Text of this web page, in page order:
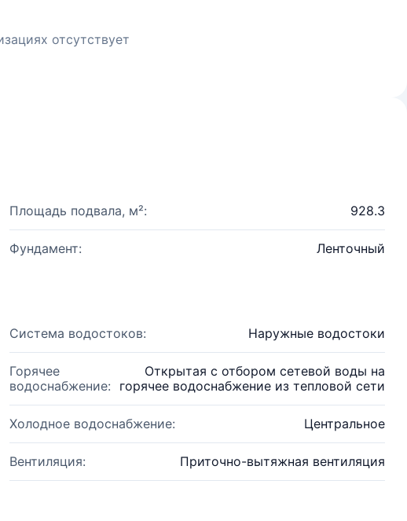
отсутствует
Площадь подвала, м²: 928.3
Фундамент: Ленточный
Система водостоков: Наружные водостоки
Горячее
водоснабжение:
Открытая с отбором сетевой воды на
горячее водоснабжение из тепловой сети
Холодное водоснабжение: Центральное
Вентиляция: Приточно-вытяжная вентиляция